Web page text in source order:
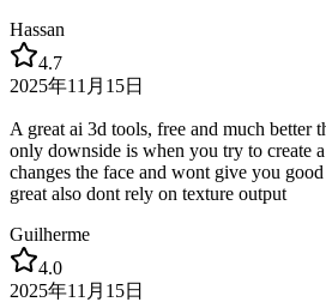
Hassan
4.7
2025年11月15日
A great ai 3d tools, free and much better
only downside is when you try to create
changes the face and wont give you
great also dont rely on texture output
Guilherme
4.0
2025年11月15日